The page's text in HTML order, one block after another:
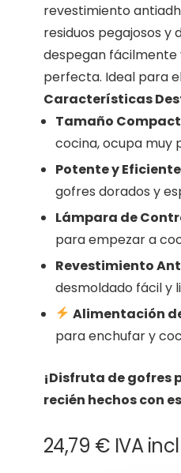
revestimiento
residuos pegajosos y
despegan
perfecta. Ideal para
Características
Tamaño
cocina, ocupa muy
Potente y
gofres dorados y
Lámpara de
para empezar a
Revestimiento
desmoldado fácil y
Alimentación
para enchufar y
¡Disfruta de gofres
recién hechos con
24,79 € IVA